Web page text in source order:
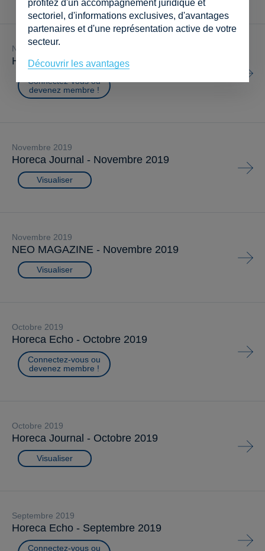
Horeca Echo - Novembre 2019
Connectez-vous ou
devenez membre !
novembre 2019
Horeca Journal - Novembre 2019
Visualiser
novembre 2019
NEO MAGAZINE - Novembre 2019
Visualiser
octobre 2019
Horeca Echo - Octobre 2019
Connectez-vous ou
devenez membre !
octobre 2019
Horeca Journal - Octobre 2019
Visualiser
septembre 2019
Horeca Echo - Septembre 2019
Connectez-vous ou
profitez d'un accompagnement juridique et
sectoriel, d'informations exclusives, d'avantages
partenaires et d'une représentation active de votre
secteur.
Découvrir les avantages